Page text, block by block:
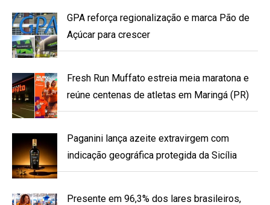
GPA reforça regionalização e marca Pão de
Açúcar para crescer
Fresh Run Muffato estreia meia maratona e
reúne centenas de atletas em Maringá (PR)
Paganini lança azeite extravirgem com
indicação geográfica protegida da Sicília
Presente em 96,3% dos lares brasileiros,